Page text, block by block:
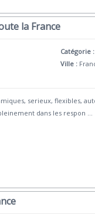
la France
Catégorie :
Ville :
serieux, flexibles,
dans les respon ...